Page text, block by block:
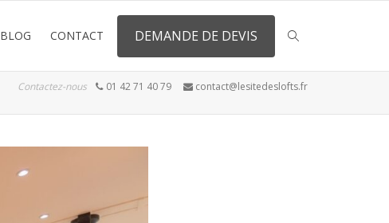
BLOG CONTACT DEMANDE DE DEVIS
Contactez-nous 01 42 71 40 79 contact@lesitedeslofts.fr